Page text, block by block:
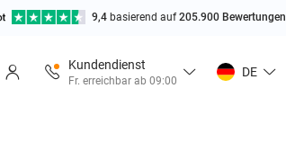
9,4 basierend auf205.900 Bewertungen
Kundendienst
Fr. erreichbar ab 09:00
DE